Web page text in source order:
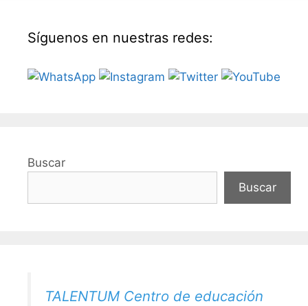
Síguenos en nuestras redes:
Buscar
Buscar
TALENTUM Centro de educación